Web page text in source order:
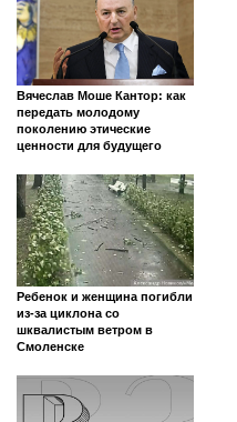
Вячеслав Моше Кантор: как
передать молодому
поколению этические
ценности для будущего
Ребенок и женщина погибли
из-за циклона со
шквалистым ветром в
Смоленске